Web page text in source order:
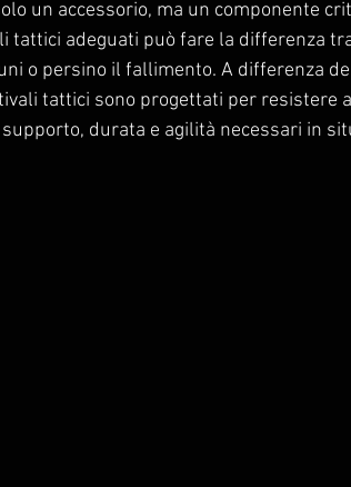
un accessorio, ma un componente
tattici adeguati può fare la differenza
o persino il fallimento. A differenza
tattici sono progettati per resistere
durata e agilità necessari in